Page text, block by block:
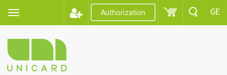
Authorization GE